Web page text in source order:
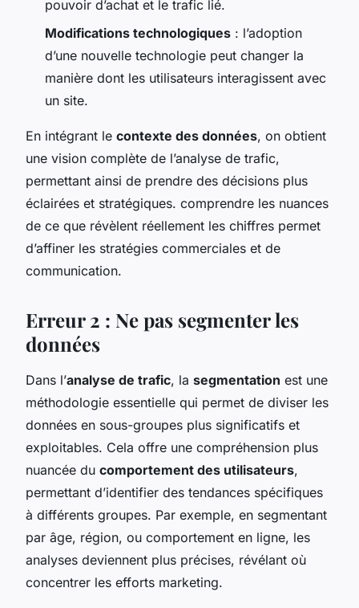
pouvoir d’achat et le trafic lié.
Modifications technologiques : l’adoption
d’une nouvelle technologie peut changer la
manière dont les utilisateurs interagissent avec
un site.
En intégrant le contexte des données, on obtient
une vision complète de l’analyse de trafic,
permettant ainsi de prendre des décisions plus
éclairées et stratégiques. comprendre les nuances
de ce que révèlent réellement les chiffres permet
d’affiner les stratégies commerciales et de
communication.
Erreur 2 : Ne pas segmenter les
données
Dans l’analyse de trafic, la segmentation est une
méthodologie essentielle qui permet de diviser les
données en sous-groupes plus significatifs et
exploitables. Cela offre une compréhension plus
nuancée du comportement des utilisateurs,
permettant d’identifier des tendances spécifiques
à différents groupes. Par exemple, en segmentant
par âge, région, ou comportement en ligne, les
analyses deviennent plus précises, révélant où
concentrer les efforts marketing.